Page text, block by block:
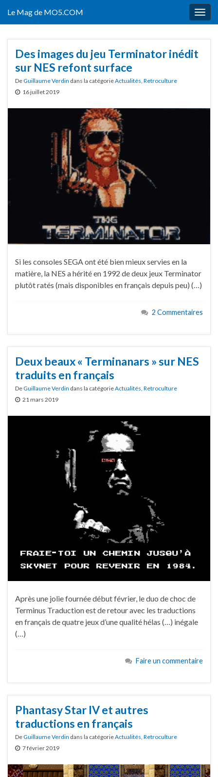
Le Mag de MO5.COM
Des images du jeu Terminator inédit
sur NES refont surface
DeGuillaume Verdin dans la catégorieActualités, Retroculture
16 juillet 2019
Si les consoles SEGA ont été bien mieux servies en la
matière, la NES a hérité en 1992 de deux jeux Terminator
plutôt ratés (mais disponibles en français depuis peu) (…)
2 Commentaires
Deux beaux « Terminanars » sur NES
traduits en français
DeGuillaume Verdin dans la catégorieActualités, Retroculture
21 mars 2019
Après une jolie fournée début février, le duo de choc de
Terminus Traduction est de retour avec les traductions
en français de quatre jeux d’une qualité hélas (…) inégale
(…)
Faire un commentaire
Phantasy Star IV et autres
traductions en français
DeGuillaume Verdin dans la catégorieActualités, Retroculture
7 février 2019